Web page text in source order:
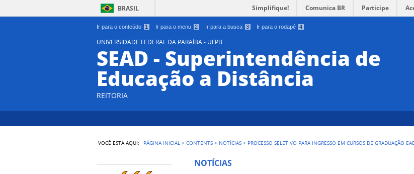
Ir para o conteúdo 1 Ir para o menu 2 Ir para a busca 3 Ir para o rodapé 4
BRASIL Simplifique! Comunica BR Participe
UNIVERSIDADE FEDERAL DA PARAÍBA - UFPB
SEAD - Superintendência de
Educação a Distância
REITORIA
VOCÊ ESTÁ AQUI: PÁGINA INICIAL >CONTENTS > NOTÍCIAS > PROCESSO SELETIVO PARA INGRESSO EM CURSOS DE GRADUAÇÃO
NOTÍCIAS